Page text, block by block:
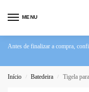
MENU
Antes de finalizar a compra,
Início / Batedeira / Tigela